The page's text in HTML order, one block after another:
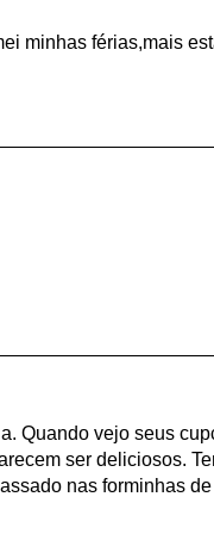
minhas férias,mais
Quando vejo seus
ser deliciosos.
nas forminhas